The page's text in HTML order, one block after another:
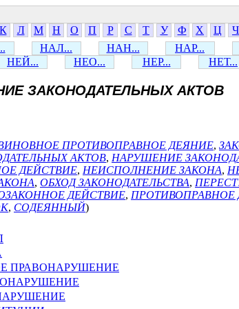
К Л М Н О П Р С Т У Ф Х Ц Ч
НАЛ... НАН... НАР...
НЕЙ...
НЕО... НЕР... НЕТ...
ЗАКОНОДАТЕЛЬНЫХ АКТОВ
ПРОТИВОПРАВНОЕ ДЕЯНИЕ,
АКТОВ, НАРУШЕНИЕ
ДЕЙСТВИЕ, НЕИСПОЛНЕНИЕ ЗАКОНА,
, ОБХОД ЗАКОНОДАТЕЛЬСТВА,
ДЕЙСТВИЕ, ПРОТИВОПРАВНОЕ
, СОДЕЯННЫЙ)
ПРАВОНАРУШЕНИЕ